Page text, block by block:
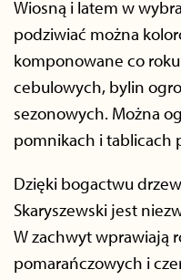
Wiosną i latem w
podziwiać można
komponowane co
cebulowych, bylin
sezonowych. Można
pomnikach i tablicach
Dzięki bogactwu
Skaryszewski jest
W zachwyt wprawiają
pomarańczowych i